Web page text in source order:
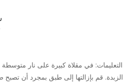
التعليمات: في مقلاة كبيرة على نار
الزبدة. قم بإزالتها إلى طبق بمجرد أن